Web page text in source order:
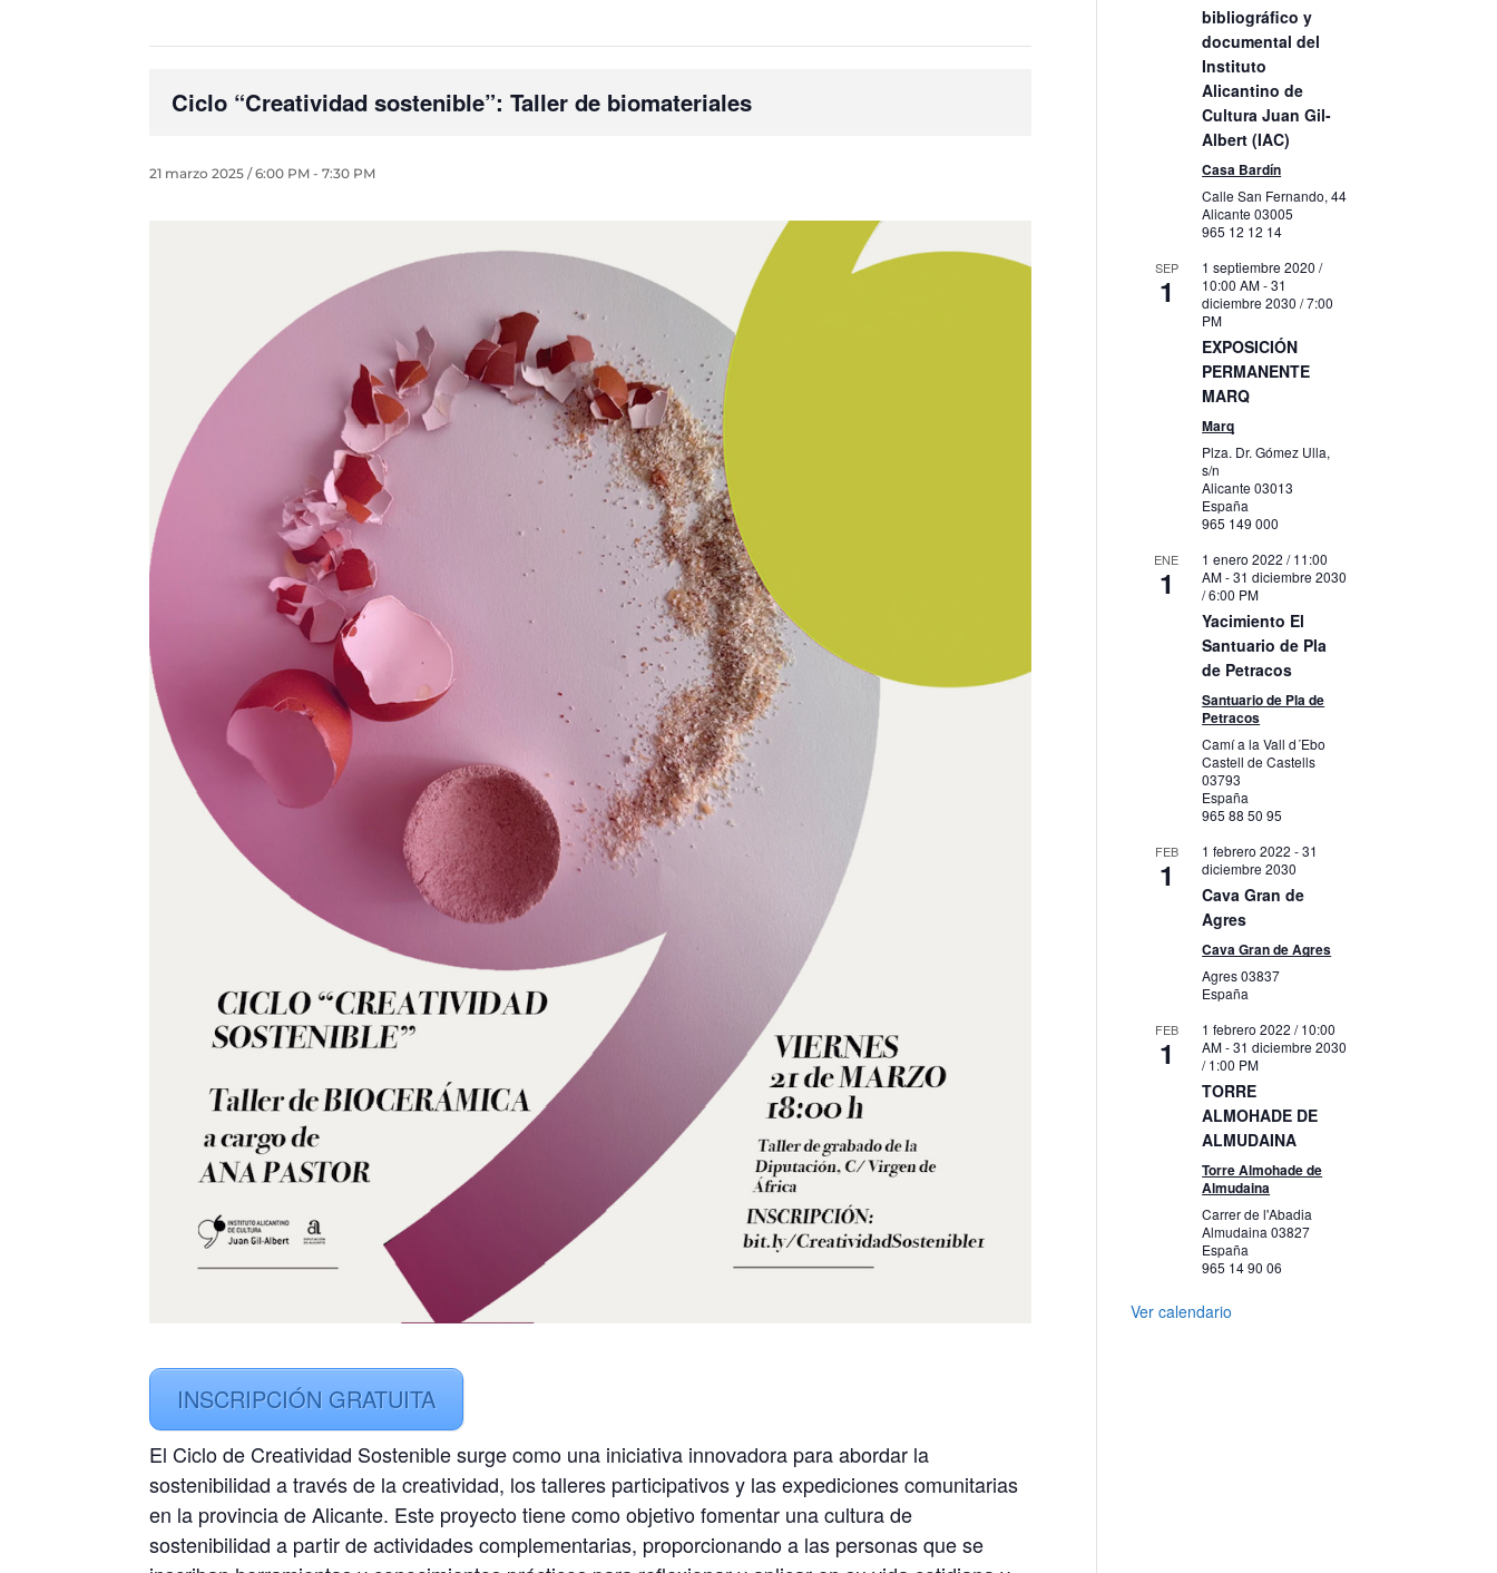
Ciclo “Creatividad sostenible”: Taller de biomateriales
21 marzo 2025 / 6:00 PM -7:30 PM
INSCRIPCIÓN GRATUITA
El Ciclo de Creatividad Sostenible surge como una iniciativa innovadora para abordar la
sostenibilidad a través de la creatividad, los talleres participativos y las expediciones comunitarias
en la provincia de Alicante. Este proyecto tiene como objetivo fomentar una cultura de
sostenibilidad a partir de actividades complementarias, proporcionando a las personas que se
bibliográfico y
documental del
Instituto
Alicantino de
Cultura Juan Gil-
Albert (IAC)
Casa Bardín
Calle San Fernando, 44
Alicante03005
965 12 12 14
SEP
1
1 septiembre 2020 /
10:00 AM-31
diciembre 2030 / 7:00
PM
EXPOSICIÓN
PERMANENTE
MARQ
Marq
Plza. Dr. Gómez Ulla,
s/n
Alicante03013
España
965 149 000
ENE
1
1 enero 2022 / 11:00
AM-31 diciembre 2030
/ 6:00 PM
Yacimiento El
Santuario de Pla
de Petracos
Santuario de Pla de
Petracos
Camí a la Vall d´Ebo
Castell de Castells
03793
España
965 88 50 95
FEB
1
1 febrero 2022 -31
diciembre 2030
Cava Gran de
Agres
Cava Gran de Agres
Agres03837
España
FEB
1
1 febrero 2022 / 10:00
AM-31 diciembre 2030
/ 1:00 PM
TORRE
ALMOHADE DE
ALMUDAINA
Torre Almohade de
Almudaina
Carrer de l'Abadia
Almudaina03827
España
965 14 90 06
Ver calendario